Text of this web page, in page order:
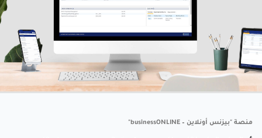
منصة "بيزنس أونلاين – businessONLINE"